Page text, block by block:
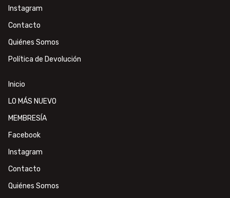
Instagram
Contacto
Quiénes Somos
Política de Devolución
Inicio
LO MÁS NUEVO
MEMBRESÍA
Facebook
Instagram
Contacto
Quiénes Somos